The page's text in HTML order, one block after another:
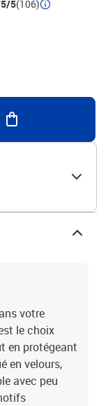
total : 1 000
: non
5(106)
votre
le choix
en protégeant
en velours,
avec peu